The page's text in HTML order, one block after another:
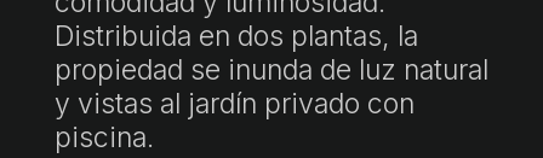
Distribuida en dos plantas, la
propiedad se inunda de luz natural
y vistas al jardín privado con
piscina.